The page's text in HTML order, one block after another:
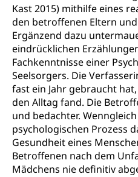
Kast 2015) mithilfe eines
den betroffenen Eltern
Ergänzend dazu
eindrücklichen
Fachkenntnisse einer
Seelsorgers. Die
fast ein Jahr gebraucht
den Alltag fand. Die
und bedachter.
psychologischen Prozess
Gesundheit eines
Betroffenen nach dem
Mädchens nie definitiv
Todesfallversicherung
AHV-
AHV-Beiträge
AHV-
IV-Leistungen
Behinderung
Körperbehinderung,
geistige Behinderung,
Erwerbsunfähigkeit,
Menschen mit
Kultur und Medien
Archive und